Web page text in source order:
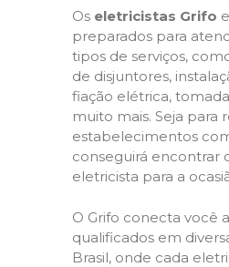
Os eletricistas Grifo
preparados para
tipos de serviços,
de disjuntores,
fiação elétrica,
muito mais. Seja para
estabelecimentos
conseguirá encontrar
eletricista para a
O Grifo conecta você
qualificados em
Brasil, onde cada